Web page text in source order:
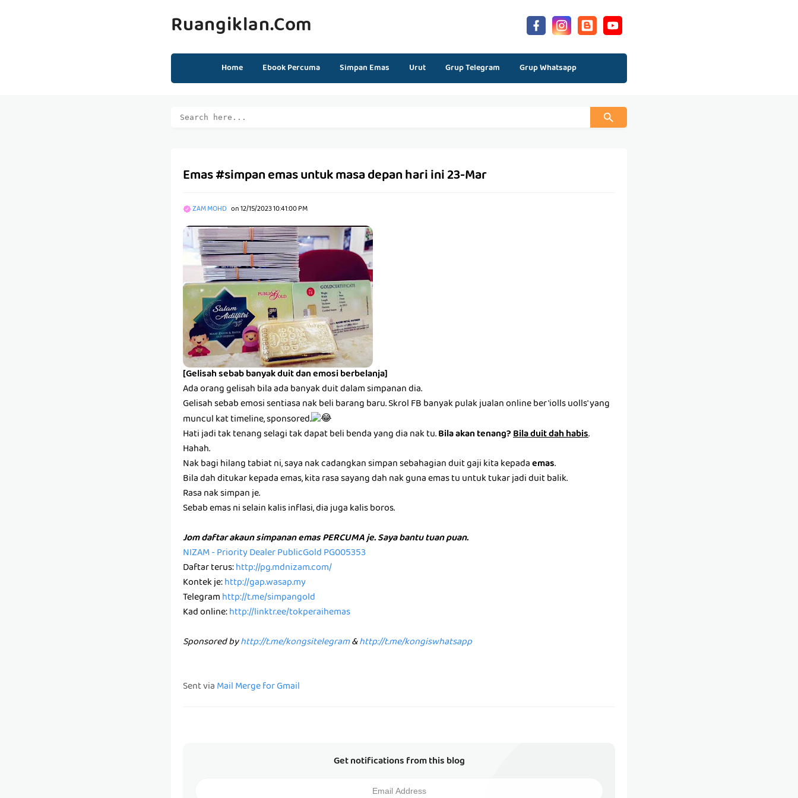
Ruangiklan.com
Home Ebook Percuma Simpan Emas Urut Grup Telegram Grup Whatsapp
Emas #simpan emas untuk masa depan hari ini 23-Mar
ZAM MOHD on12/15/2023 10:41:00 PM
[Gelisah sebab banyak duit dan emosi berbelanja]
Ada orang gelisah bila ada banyak duit dalam simpanan dia.
Gelisah sebab emosi sentiasa nak beli barang baru. Skrol FB banyak pulak jualan online ber 'iolls uolls' yang
muncul kat timeline, sponsored.
Hati jadi tak tenang selagi tak dapat beli benda yang dia nak tu.Bila akan tenang?Bila duit dah habis.
Hahah.
Nak bagi hilang tabiat ni, saya nak cadangkan simpan sebahagian duit gaji kita kepadaemas.
Bila dah ditukar kepada emas, kita rasa sayang dah nak guna emas tu untuk tukar jadi duit balik.
Rasa nak simpan je.
Sebab emas ni selain kalis inflasi, dia juga kalis boros.
Jom daftar akaun simpanan emas PERCUMA je. Saya bantu tuan puan.
NIZAM - Priority Dealer PublicGold PG005353
Daftar terus:http://pg.mdnizam.com/
Kontek je:http://gap.wasap.my
Telegramhttp://t.me/simpangold
Kad online:http://linktr.ee/tokperaihemas
Sponsored byhttp://t.me/kongsitelegram&http://t.me/kongiswhatsapp
Sent viaMail Merge for Gmail
Get notifications from this blog